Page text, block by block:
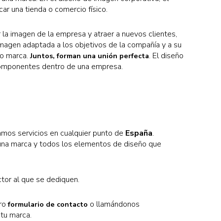
una tienda o comercio físico.
imagen de la empresa y atraer a nuevos clientes,
adaptada a los objetivos de la compañía y a su
marca.Juntos, forman una unión perfecta. El diseño
dentro de una empresa.
servicios en cualquier punto de España.
marca y todos los elementos de diseño que
al que se dediquen.
formulario de contacto o llamándonos
marca.